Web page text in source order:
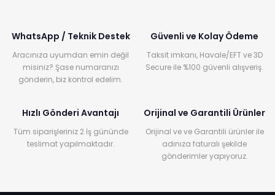
WhatsApp / Teknik Destek
Aracınıza uyumdan emin değil
misiniz? Şase numaranızı
gönderin, biz kontrol edelim.
Güvenli ve Kolay Ödeme
Taksit imkanı, Havale/EFT ve 3D
Secure ile %100 güvenli alışveriş.
Hızlı Gönderi Avantajı
Tüm siparişleriniz 2 İş gününde
teslimat yapılmaktadır.
Orijinal ve Garantili Ürünler
Orijinal ve ve Garantili ürünler ile
adınıza faturalı şekilde
gönderimler yapıyoruz.